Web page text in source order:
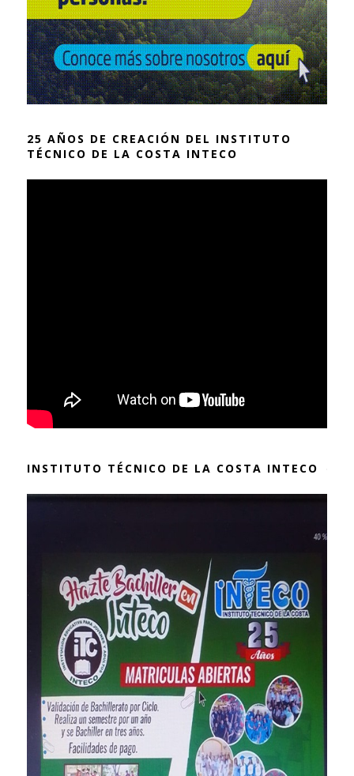
25 AÑOS DE CREACIÓN DEL INSTITUTO
TÉCNICO DE LA COSTA INTECO
INSTITUTO TÉCNICO DE LA COSTA INTECO